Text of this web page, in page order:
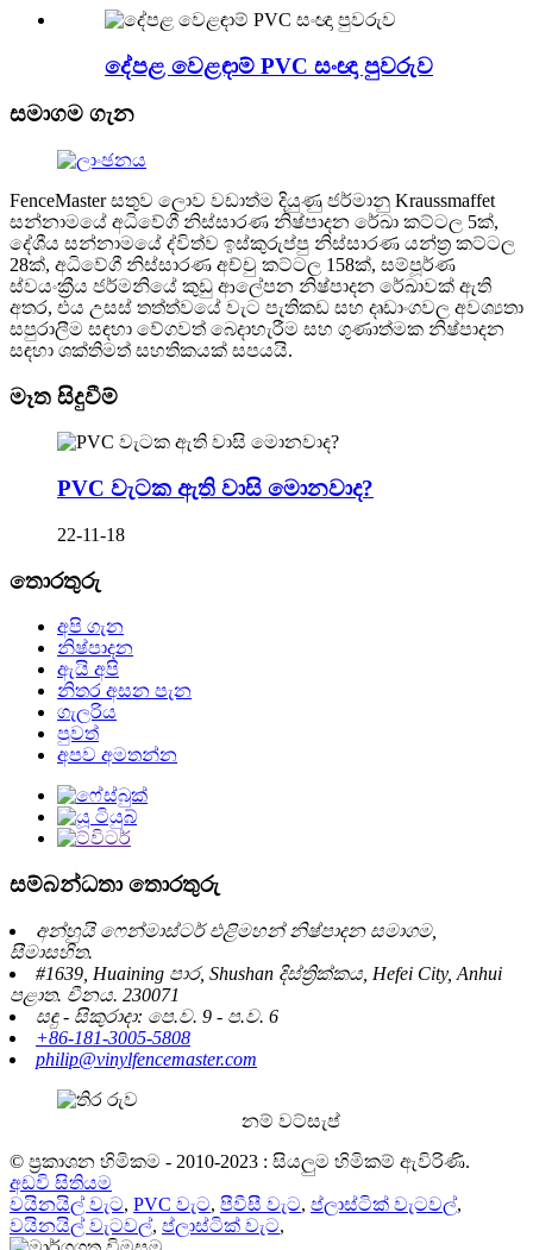
දේපළ වෙළඳාම් PVC සංඥා පුවරුව
සමාගම ගැන
FenceMaster සතුව ලොව වඩාත්ම දියුණු ජර්මානු Kraussmaffet
සන්නාමයේ අධිවේගී නිස්සාරණ නිෂ්පාදන රේඛා කට්ටල 5ක්,
දේශීය සන්නාමයේ ද්විත්ව ඉස්කුරුප්පු නිස්සාරණ යන්ත්‍ර කට්ටල
28ක්, අධිවේගී නිස්සාරණ අච්චු කට්ටල 158ක්, සම්පූර්ණ
ස්වයංක්‍රීය ජර්මනියේ කුඩු ආලේපන නිෂ්පාදන රේඛාවක් ඇති
අතර, එය උසස් තත්ත්වයේ වැට පැතිකඩ සහ දෘඩාංගවල අවශ්‍යතා
සපුරාලීම සඳහා වේගවත් බෙදාහැරීම සහ ගුණාත්මක නිෂ්පාදන
සඳහා ශක්තිමත් සහතිකයක් සපයයි.
මෑත සිදුවීම්
PVC වැටක ඇති වාසි මොනවාද?
22-11-18
තොරතුරු
අපි ගැන
නිෂ්පාදන
ඇයි අපි
නිතර අසන පැන
ගැලරිය
පුවත්
අපව අමතන්න
සම්බන්ධතා තොරතුරු
අන්හුයි ෆෙන්මාස්ටර් එළිමහන් නිෂ්පාදන සමාගම,
සීමාසහිත.
#1639, Huaining පාර, Shushan දිස්ත්‍රික්කය, Hefei City, Anhui
පළාත. චීනය. 230071
සඳු - සිකුරාදා: පෙ.ව. 9 - ප.ව. 6
+86-181-3005-5808
philip@vinylfencemaster.com
නම් වට්සැප්
© ප්‍රකාශන හිමිකම - 2010-2023 : සියලුම හිමිකම් ඇවිරිණි.
අඩවි සිතියම
වයිනයිල් වැට, PVC වැට, පීවීසී වැට, ප්ලාස්ටික් වැටවල්,
වයිනයිල් වැටවල්, ප්ලාස්ටික් වැට,